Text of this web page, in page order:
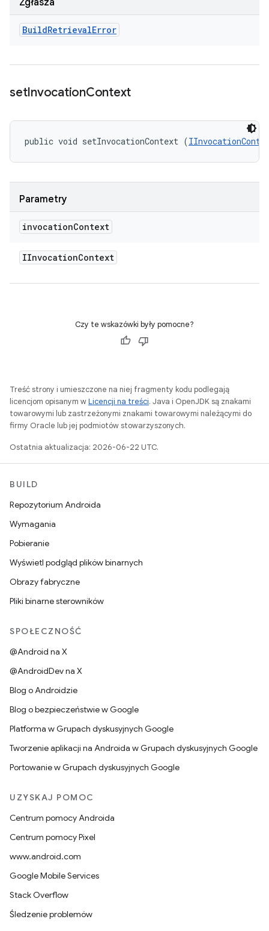
Zgłasza
BuildRetrievalError
setInvocationContext
public void setInvocationContext (
Parametry
invocationContext
IInvocationContext
Czy te wskazówki były pomocne?
Treść strony i umieszczone na niej fragmenty kodu podlegają
licencjom opisanym wLicencji na treści. Java i OpenJDK są znakami
towarowymi lub zastrzeżonymi znakami towarowymi należącymi do
firmy Oracle lub jej podmiotów stowarzyszonych.
Ostatnia aktualizacja: 2026-06-22 UTC.
BUILD
Repozytorium Androida
Wymagania
Pobieranie
Wyświetl podgląd plików binarnych
Obrazy fabryczne
Pliki binarne sterowników
SPOŁECZNOŚĆ
@Android na X
@AndroidDev na X
Blog o Androidzie
Blog o bezpieczeństwie w Google
Platforma w Grupach dyskusyjnych Google
Tworzenie aplikacji na Androida w Grupach dyskusyjnych Google
Portowanie w Grupach dyskusyjnych Google
UZYSKAJ POMOC
Centrum pomocy Androida
Centrum pomocy Pixel
www.android.com
Google Mobile Services
Stack Overflow
Śledzenie problemów